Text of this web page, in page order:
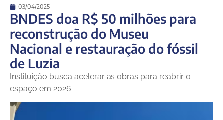
03/04/2025
BNDES doa R$ 50 milhões para
reconstrução do Museu
Nacional e restauração do fóssil
de Luzia
Instituição busca acelerar as obras para reabrir o
espaço em 2026